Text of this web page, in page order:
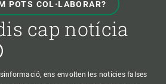
POTS COL·LABORAR?
cap notícia
ens envolten les notícies falses